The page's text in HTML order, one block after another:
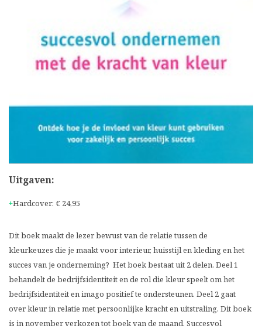
Uitgaven:
Hardcover: € 24,95
Dit boek maakt de lezer bewust van de relatie tussen de
kleurkeuzes die je maakt voor interieur, huisstijl en kleding en het
succes van je onderneming? Het boek bestaat uit 2 delen. Deel 1
behandelt de bedrijfsidentiteit en de rol die kleur speelt om het
bedrijfsidentiteit en imago positief te ondersteunen. Deel 2 gaat
over kleur in relatie met persoonlijke kracht en uitstraling. Dit boek
is in november verkozen tot boek van de maand. Succesvol